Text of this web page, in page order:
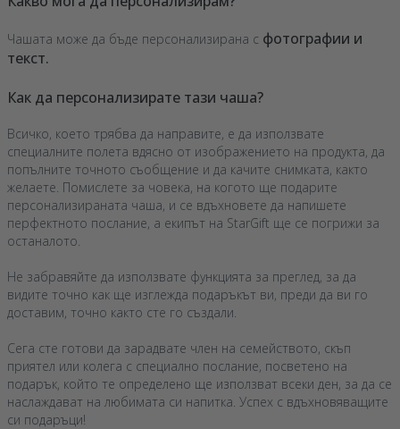
Чашата може да бъде персонализирана с фотографии и
текст.
Как да персонализирате тази чаша?
Всичко, което трябва да направите, е да използвате
специалните полета вдясно от изображението на продукта, да
попълните точното съобщение и да качите снимката, както
желаете. Помислете за човека, на когото ще подарите
персонализираната чаша, и се вдъхновете да напишете
перфектното послание, а екипът на StarGift ще се погрижи за
останалото.
Не забравяйте да използвате функцията за преглед, за да
видите точно как ще изглежда подаръкът ви, преди да ви го
доставим, точно както сте го създали.
Сега сте готови да зарадвате член на семейството, скъп
приятел или колега с специално послание, посветено на
подарък, който те определено ще използват всеки ден, за да се
наслаждават на любимата си напитка. Успех с вдъхновяващите
си подаръци!